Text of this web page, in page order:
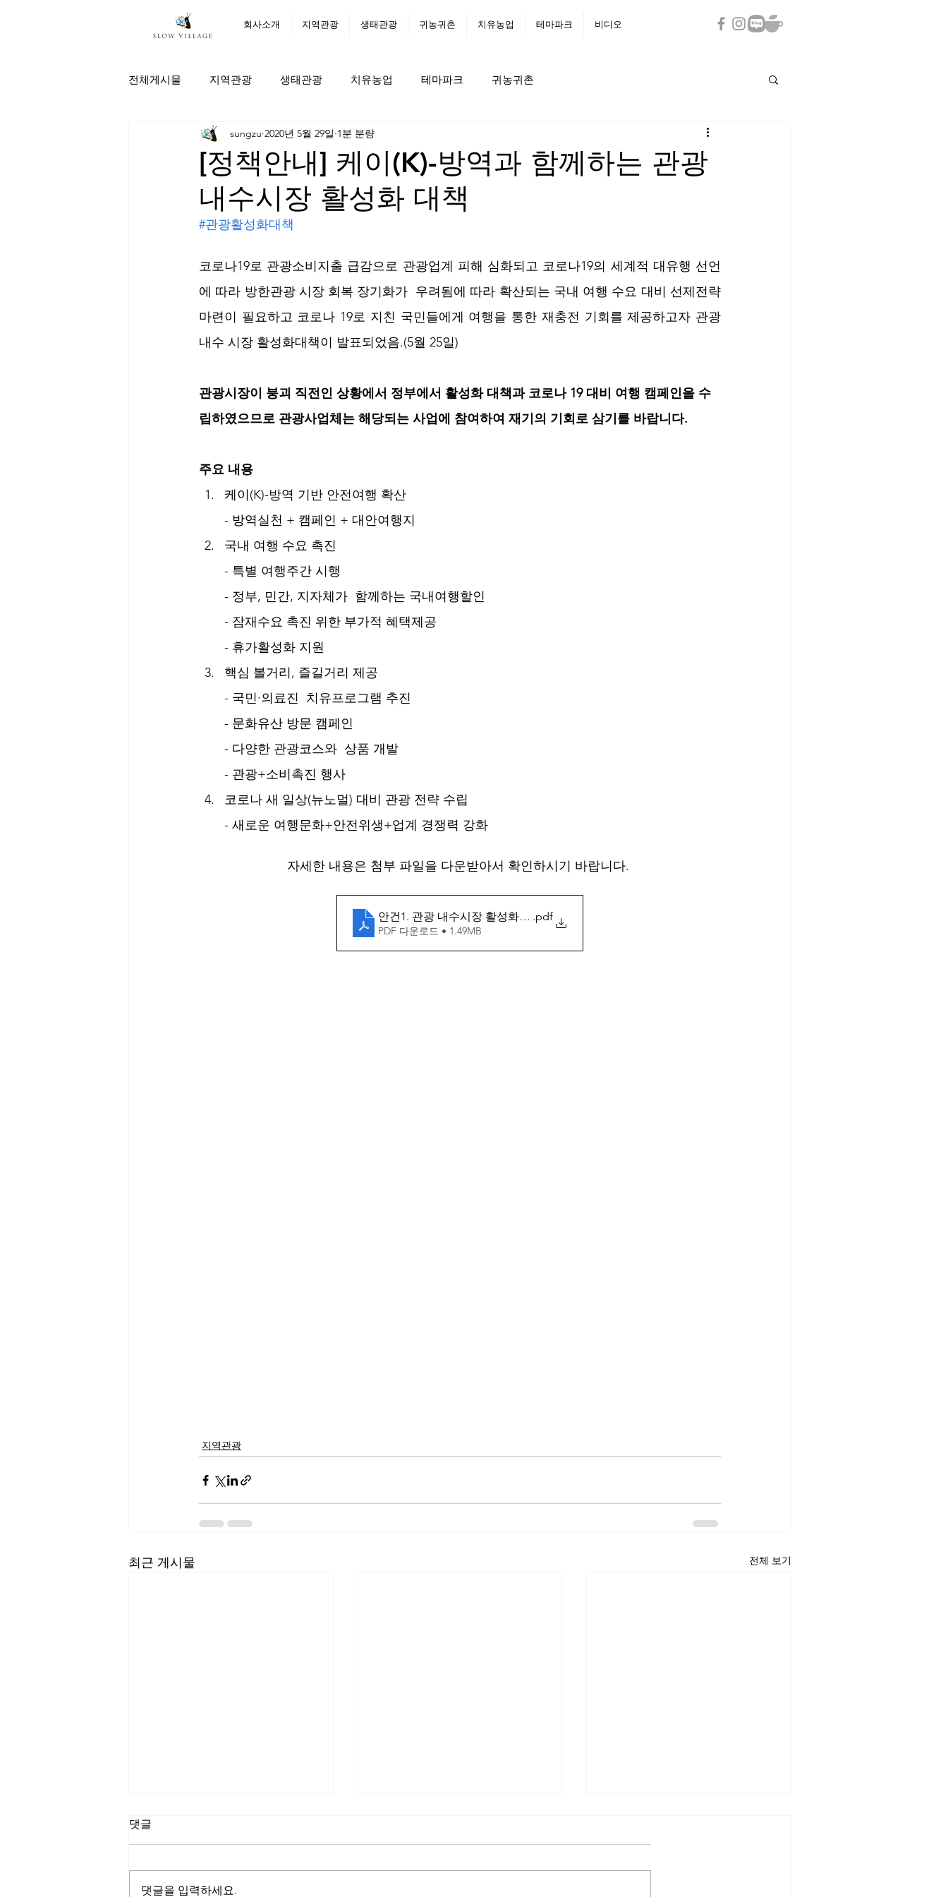
회사소개 지역관광 생태관광 귀농귀촌 치유농업 테마파크 비디오
전체게시물 지역관광 생태관광 치유농업 테마파크 귀농귀촌
[정책안내] 케이(K)-방역과 함께하는 관광
내수시장 활성화 대책
sungzu 2020년 5월 29일 1분 분량
#관광활성화대책
코로나19로 관광소비지출 급감으로 관광업계 피해 심화되고 코로나19의 세계적 대유행 선언
에 따라 방한관광 시장 회복 장기화가  우려됨에 따라 확산되는 국내 여행 수요 대비 선제전략
마련이 필요하고 코로나 19로 지친 국민들에게 여행을 통한 재충전 기회를 제공하고자 관광
내수 시장 활성화대책이 발표되었음.(5월 25일)
관광시장이 붕괴 직전인 상황에서 정부에서 활성화 대책과 코로나 19 대비 여행 캠페인을 수
립하였으므로 관광사업체는 해당되는 사업에 참여하여 재기의 기회로 삼기를 바랍니다.
주요 내용
케이(K)-방역 기반 안전여행 확산
- 방역실천 + 캠페인 + 대안여행지
국내 여행 수요 촉진
- 특별 여행주간 시행
- 정부, 민간, 지자체가  함께하는 국내여행할인
- 잠재수요 촉진 위한 부가적 혜택제공
- 휴가활성화 지원
핵심 볼거리, 즐길거리 제공
- 국민·의료진  치유프로그램 추진
- 문화유산 방문 캠페인
- 다양한 관광코스와  상품 개발
- 관광+소비촉진 행사
코로나 새 일상(뉴노멀) 대비 관광 전략 수립
- 새로운 여행문화+안전위생+업계 경쟁력 강화
자세한 내용은 첨부 파일을 다운받아서 확인하시기 바랍니다.
안건1. 관광 내수시장 활성화 대책.pdf
PDF 다운로드 • 1.49MB
지역관광
최근 게시물 전체 보기
댓글
댓글을 입력하세요.